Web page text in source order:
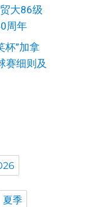
大86级
周年
杯”加拿
赛细则及
夏季